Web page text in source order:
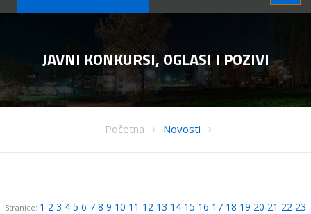
JAVNI KONKURSI, OGLASI I POZIVI
Početna Novosti
Stranice: 1 2 3 4 5 6 7 8 9 10 11 12 13 14 15 16 17 18 19 20 21 22 23